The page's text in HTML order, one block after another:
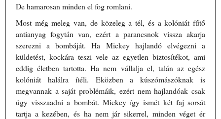
De hamarosan minden el fog romlani.
Most még meleg van, de közeleg a tél, és a kolóniát fűtő
antianyag fogytán van, ezért a parancsnok vissza akarja
szerezni a bombáját. Ha Mickey hajlandó elvégezni a
küldetést, kockára teszi vele az egyetlen biztosítékot, ami
eddig életben tartotta. Ha nem vállalja el, talán az egész
kolóniát halálra ítéli. Eközben a kúszómászóknak is
megvannak a saját problémáik, ezért nem hajlandóak csak
úgy visszaadni a bombát. Mickey így ismét két faj sorsát
tartja a kezében, és ha nem jár sikerrel, minden véget ér